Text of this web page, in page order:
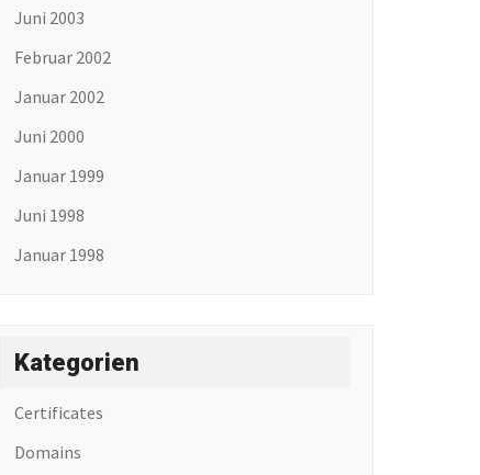
Juni 2003
Februar 2002
Januar 2002
Juni 2000
Januar 1999
Juni 1998
Januar 1998
Kategorien
Certificates
Domains